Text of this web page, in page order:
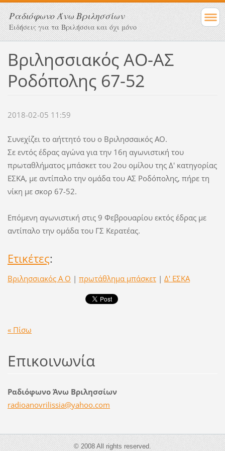
Ραδιόφωνο Άνω Βριλησσίων
Ειδήσεις για τα Βριλήσσια και όχι μόνο
Βριλησσιακός ΑΟ-ΑΣ
Ροδόπολης 67-52
2018-02-05 11:59
Συνεχίζει το αήττητό του ο Βριλησσαικός ΑΟ.
Σε εντός έδρας αγώνα για την 16η αγωνιστική του
πρωταθλήματος μπάσκετ του 2ου ομίλου της Δ' κατηγορίας
ΕΣΚΑ, με αντίπαλο την ομάδα του ΑΣ Ροδόπολης, πήρε τη
νίκη με σκορ 67-52.
Επόμενη αγωνιστική στις 9 Φεβρουαρίου εκτός έδρας με
αντίπαλο την ομάδα του ΓΣ Κερατέας.
Ετικέτες:
Βριλησσιακός Α Ο | πρωτάθλημα μπάσκετ | Δ' ΕΣΚΑ
« Πίσω
Επικοινωνία
Ραδιόφωνο Άνω Βριλησσίων
radioanovrilissia@yahoo.com
© 2008 All rights reserved.